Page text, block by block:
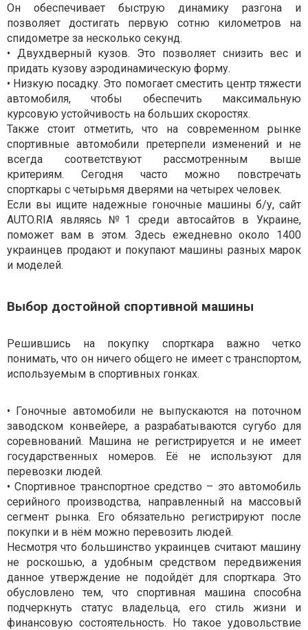
Он обеспечивает быструю динамику разгона и
позволяет достигать первую сотню километров на
спидометре за несколько секунд.
• Двухдверный кузов. Это позволяет снизить вес и
придать кузову аэродинамическую форму.
• Низкую посадку. Это помогает сместить центр тяжести
автомобиля, чтобы обеспечить максимальную
курсовую устойчивость на больших скоростях.
Также стоит отметить, что на современном рынке
спортивные автомобили претерпели изменений и не
всегда соответствуют рассмотренным выше
критериям. Сегодня часто можно повстречать
спорткары с четырьмя дверями на четырех человек.
Если вы ищите надежные гоночные машины б/у, сайт
AUTO.RIA являясь №1 среди автосайтов в Украине,
поможет вам в этом. Здесь ежедневно около 1400
украинцев продают и покупают машины разных марок
и моделей.
Выбор достойной спортивной машины
Решившись на покупку спорткара важно четко
понимать, что он ничего общего не имеет с транспортом,
используемым в спортивных гонках.
• Гоночные автомобили не выпускаются на поточном
заводском конвейере, а разрабатываются сугубо для
соревнований. Машина не регистрируется и не имеет
государственных номеров. Её не используют для
перевозки людей.
• Спортивное транспортное средство – это автомобиль
серийного производства, направленный на массовый
сегмент рынка. Его обязательно регистрируют после
покупки и в нём можно перевозить людей.
Несмотря что большинство украинцев считают машину
не роскошью, а удобным средством передвижения
данное утверждение не подойдёт для спорткара. Это
обусловлено тем, что спортивная машина способна
подчеркнуть статус владельца, его стиль жизни и
финансовую состоятельность. Но такое удовольствие